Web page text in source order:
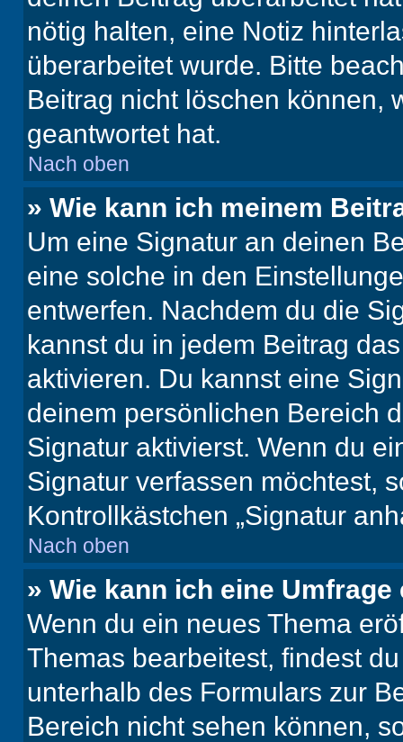
nötig halten, eine Notiz
überarbeitet wurde. Bitte
Beitrag nicht löschen können,
geantwortet hat.
Nach oben
» Wie kann ich meinem
Um eine Signatur an deinen
eine solche in den
entwerfen. Nachdem du die
kannst du in jedem Beitrag
aktivieren. Du kannst eine
deinem persönlichen Bereich
Signatur aktivierst. Wenn du
Signatur verfassen möchtest,
Kontrollkästchen „Signatur
Nach oben
» Wie kann ich eine
Wenn du ein neues Thema
Themas bearbeitest, findest
unterhalb des Formulars zur
Bereich nicht sehen können,